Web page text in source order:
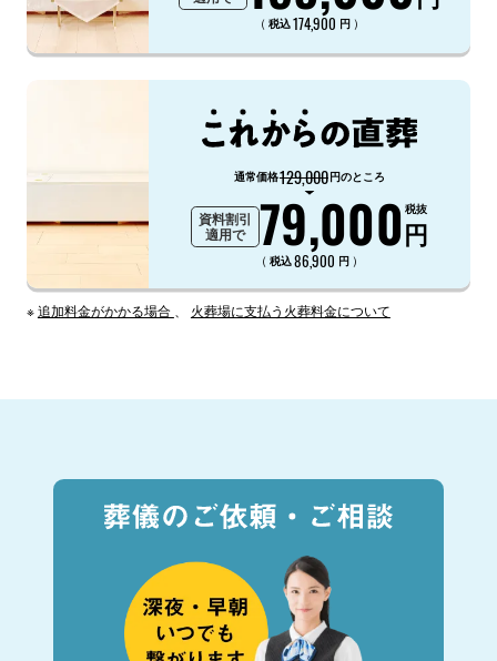
（ 税込174,900 円 ）
通常価格129,000円のところ
資料割引
適用で
79,000円
税抜
（ 税込86,900 円 ）
※追加料金がかかる場合 、 火葬場に支払う火葬料金について